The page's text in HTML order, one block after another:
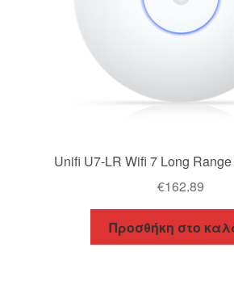
Unifi U7-LR Wifi 7 Long
€162.89
Προσθήκη στο